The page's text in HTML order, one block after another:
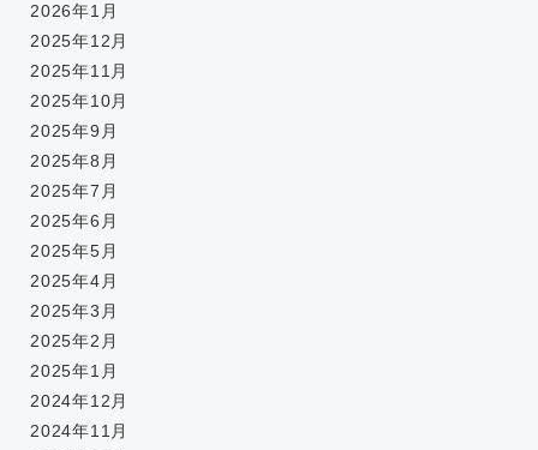
2026年1月
2025年12月
2025年11月
2025年10月
2025年9月
2025年8月
2025年7月
2025年6月
2025年5月
2025年4月
2025年3月
2025年2月
2025年1月
2024年12月
2024年11月